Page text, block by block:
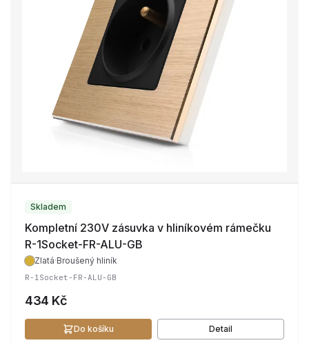
Skladem
Kompletní 230V zásuvka v hliníkovém rámečku
R-1Socket-FR-ALU-GB
Zlatá·Broušený hliník
R-1Socket-FR-ALU-GB
434 Kč
Do košíku Detail